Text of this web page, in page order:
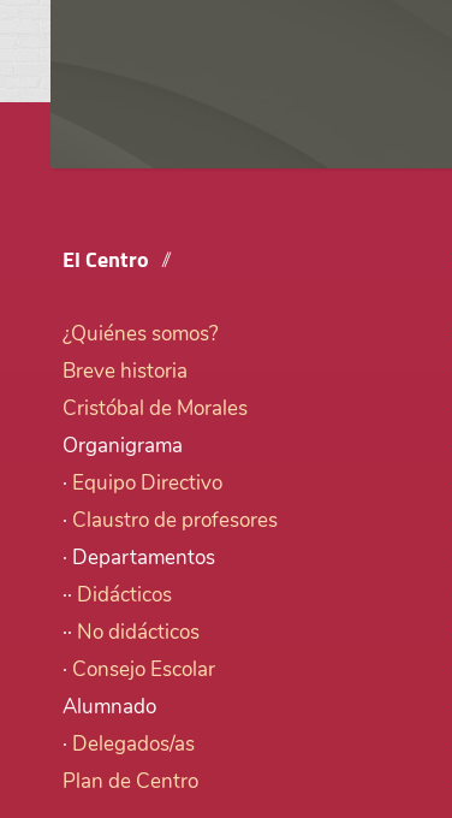
El Centro
¿Quiénes somos?
Breve historia
Cristóbal de Morales
Organigrama
· Equipo Directivo
· Claustro de profesores
· Departamentos
·· Didácticos
·· No didácticos
· Consejo Escolar
Alumnado
· Delegados/as
Plan de Centro